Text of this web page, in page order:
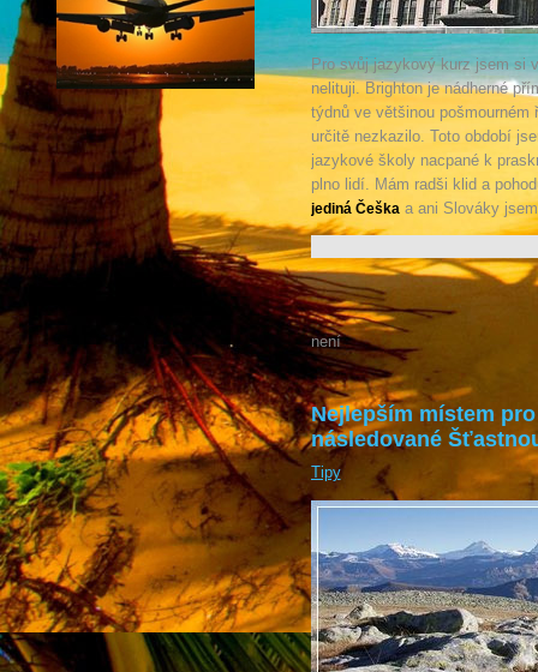
Pro svůj jazykový kurz jsem si
nelituji. Brighton je nádherné
týdnů ve většinou
určitě nezkazilo. Toto období
jazykové školy nacpané k
plno lidí. Mám radši klid a
jediná Češkaa ani Slováky
není
Nejlepším místem
následované
Tipy